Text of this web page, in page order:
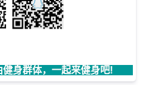
身群体，一起来健身吧!